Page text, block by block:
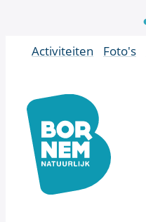
Naar inhoud
Activiteiten Foto's